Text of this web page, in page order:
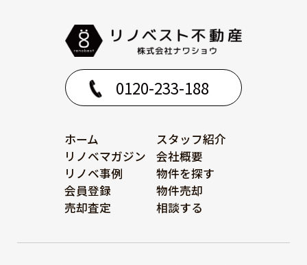
0120-233-188
ホーム
スタッフ紹介
リノベマガジン
会社概要
リノベ事例
物件を探す
会員登録
物件売却
売却査定
相談する